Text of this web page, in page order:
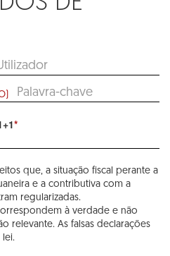
*
que, a situação fiscal perante a
e a contributiva com a
regularizadas.
à verdade e não
relevante. As falsas declarações
lei.